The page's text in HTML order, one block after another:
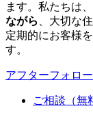
ます。私たちは
ながら
、大切な
定期的にお客様
す。
アフターフォロ
ご相談（無